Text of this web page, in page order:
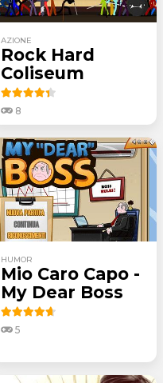
AZIONE
Rock Hard
Coliseum
8
HUMOR
Mio Caro Capo -
My Dear Boss
5